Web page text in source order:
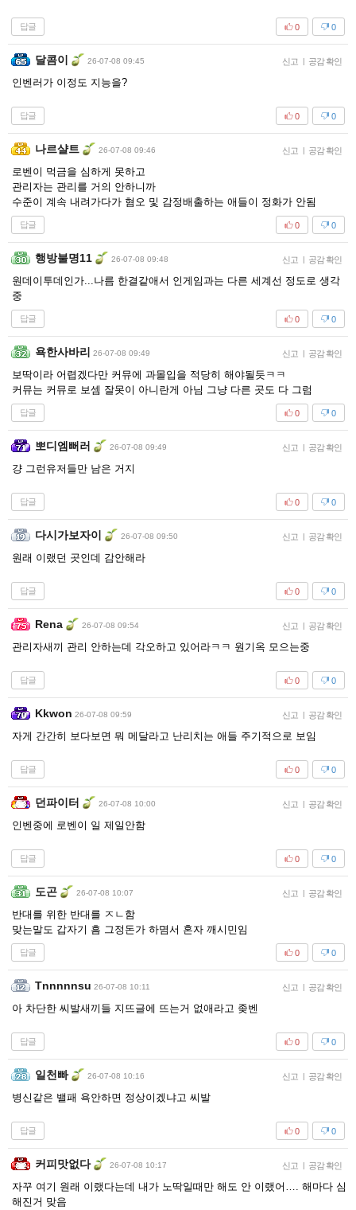
답글 0
0
달콤이 26-07-08 09:45 신고 | 공감 확인
인벤러가 이정도 지능을?
답글 0
0
나르샬트 26-07-08 09:46 신고 | 공감 확인
로벤이 먹금을 심하게 못하고
관리자는 관리를 거의 안하니까
수준이 계속 내려가다가 혐오 및 감정배출하는 애들이 정화가 안됨
답글 0
0
행방불명11 26-07-08 09:48 신고 | 공감 확인
원데이투데인가...나름 한결같애서 인게임과는 다른 세계선 정도로 생각
중
답글 0
0
욕한사바리 26-07-08 09:49 신고 | 공감 확인
보딱이라 어렵겠다만 커뮤에 과몰입을 적당히 해야될듯ㅋㅋ
커뮤는 커뮤로 보셈 잘못이 아니란게 아님 그냥 다른 곳도 다 그럼
답글 0
0
뽀디엠뻐러 26-07-08 09:49 신고 | 공감 확인
걍 그런유저들만 남은 거지
답글 0
0
다시가보자이 26-07-08 09:50 신고 | 공감 확인
원래 이랬던 곳인데 감안해라
답글 0
0
Rena 26-07-08 09:54 신고 | 공감 확인
관리자새끼 관리 안하는데 각오하고 있어라ㅋㅋ 원기옥 모으는중
답글 0
0
Kkwon 26-07-08 09:59 신고 | 공감 확인
자게 간간히 보다보면 뭐 메달라고 난리치는 애들 주기적으로 보임
답글 0
0
던파이터 26-07-08 10:00 신고 | 공감 확인
인벤중에 로벤이 일 제일안함
답글 0
0
도곤 26-07-08 10:07 신고 | 공감 확인
반대를 위한 반대를 ㅈㄴ함
맞는말도 갑자기 흠 그정돈가 하몀서 혼자 깨시민임
답글 0
0
Tnnnnnsu 26-07-08 10:11 신고 | 공감 확인
아 차단한 씨발새끼들 지뜨글에 뜨는거 없애라고 좆벤
답글 0
0
일천빠 26-07-08 10:16 신고 | 공감 확인
병신같은 밸패 욕안하면 정상이겠냐고 씨발
답글 0
0
커피맛없다 26-07-08 10:17 신고 | 공감 확인
자꾸 여기 원래 이랬다는데 내가 노딱일때만 해도 안 이랬어…. 해마다 심
해진거 맞음